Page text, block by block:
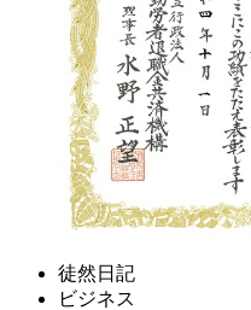
徒然日記
ビジネス